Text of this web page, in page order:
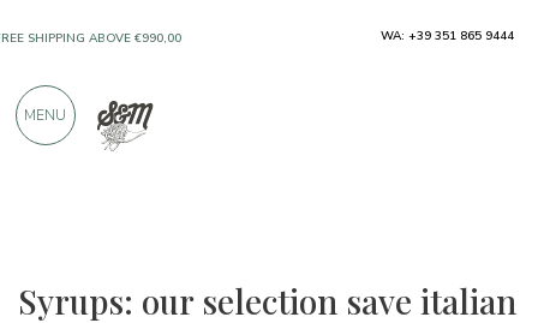
Syrups: our selection save italian
SHIPPING ABOVE €990,00
PRODUCTS FROM EXCELLENT
WA: +39 351 865 9444
MENU